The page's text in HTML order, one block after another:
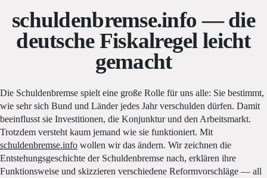
Growth & Budget Lab
Energy Lab
Business Lab
Price Lab
Budget Tracker
Investment Tracker
schuldenbremse.info — die
deutsche Fiskalregel leicht
gemacht
Die Schuldenbremse spielt eine große Rolle für uns alle: Sie bestimmt,
wie sehr sich Bund und Länder jedes Jahr verschulden dürfen. Damit
beeinflusst sie Investitionen, die Konjunktur und den Arbeitsmarkt.
Trotzdem versteht kaum jemand wie sie funktioniert. Mit
schuldenbremse.info wollen wir das ändern. Wir zeichnen die
Entstehungsgeschichte der Schuldenbremse nach, erklären ihre
Funktionsweise und skizzieren verschiedene Reformvorschläge — all